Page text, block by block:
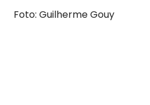
Foto: Guilherme Gouy